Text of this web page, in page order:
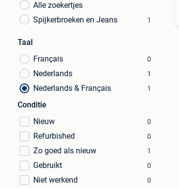
Alle zoekertjes
Spijkerbroeken en Jeans
1
Taal
Français
0
Nederlands 1
Nederlands & Français 1
Conditie
Nieuw
0
Refurbished 0
Zo goed als nieuw 1
Gebruikt 0
Niet werkend 0